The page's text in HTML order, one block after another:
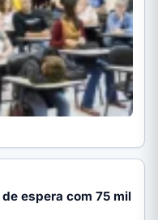
espera com 75 mil